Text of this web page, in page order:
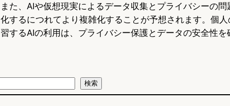
また、AIや仮想現実によるデータ収集とプライバシーの
化するにつれてより複雑化することが予想されます。個
習するAIの利用は、プライバシー保護とデータの安全性を
検索